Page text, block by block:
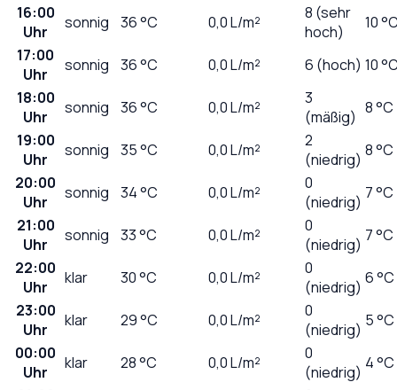
16:00
Uhr
sonnig 36°C 0,0L/m²
8 (sehr
hoch)
10
17:00
Uhr
sonnig 36°C 0,0L/m² 6 (hoch) 10
18:00
Uhr
sonnig 36°C 0,0L/m²
3
(mäßig) 8 °C
19:00
Uhr
sonnig 35°C 0,0L/m²
2
(niedrig) 8 °C
20:00
Uhr
sonnig 34°C 0,0L/m²
0
(niedrig) 7 °C
21:00
Uhr
sonnig 33°C 0,0L/m²
0
(niedrig) 7 °C
22:00
Uhr
klar 30°C 0,0L/m²
0
(niedrig) 6 °C
23:00
Uhr
klar 29°C 0,0L/m²
0
(niedrig) 5 °C
00:00
Uhr
klar 28°C 0,0L/m²
0
(niedrig) 4 °C